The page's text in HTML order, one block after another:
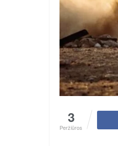
3
Peržiūros